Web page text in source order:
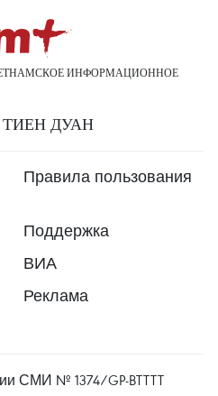
ИНФОРМАЦИОННОЕ
ТИЕН ДУАН
Правила пользования
Поддержка
ВИА
Реклама
СМИ № 1374/GP-BTTTT